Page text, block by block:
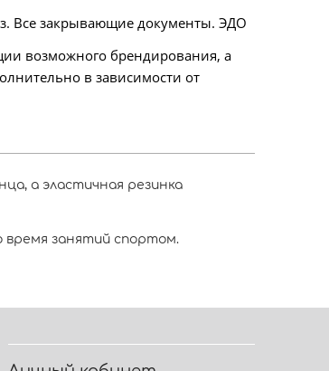
Все закрывающие документы. ЭДО
возможного брендирования, а
в зависимости от
а эластичная резинка
время занятий спортом.